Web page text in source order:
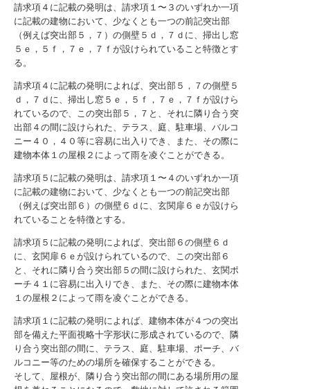
請求項４に記載の発明は、請求項１〜３のいずれか一項
に記載の建物において、少なくとも一つの前記突出部
（例えば突出部５，７）の側壁５ｄ，７ｄに、掃出し窓
５ｅ，５ｆ，７ｅ，７ｆが設けられていること特徴とす
る。
請求項４に記載の発明によれば、突出部５，７の側壁５
ｄ，７ｄに、掃出し窓５ｅ，５ｆ，７ｅ，７ｆが設けら
れているので、この突出部５，７と、それに隣り合う突
出部４の間に設けられた、テラス、庭、駐車場、バルコ
ニー４０，４０等に容易に出入りでき、また、その際に
建物本体１の屋根２によって雨を凌ぐことができる。
請求項５に記載の発明は、請求項１〜４のいずれか一項
に記載の建物において、少なくとも一つの前記突出部
（例えば突出部６）の側壁６ｄに、玄関扉６ｅが設けら
れていることを特徴とする。
請求項５に記載の発明によれば、突出部６の側壁６ｄ
に、玄関扉６ｅが設けられているので、この突出部６
と、それに隣り合う突出部５の間に設けられた、玄関ポ
ーチ４１に容易に出入りでき、また、その際に建物本体
１の屋根２によって雨を凌ぐことができる。
請求項１に記載の発明によれば、建物本体が４つの突出
部を備えた平面視略十字形状に形成されているので、隣
り合う突出部の間に、テラス、庭、駐車場、ポーチ、バ
ルコニー等のための場所を確保することができる。
そして、屋根が、隣り合う突出部の間にある場所用の屋